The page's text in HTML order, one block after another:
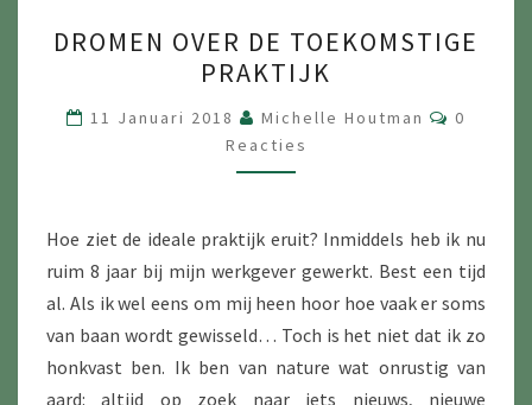
OVER
DE
TOEKOMSTIGE
PRAKTIJK
DROMEN OVER DE TOEKOMSTIGE
PRAKTIJK
11 Januari 2018 Michelle Houtman Reacties
0
Reacties
Hoe ziet de ideale praktijk eruit? Inmiddels heb ik nu
ruim 8 jaar bij mijn werkgever gewerkt. Best een tijd
al. Als ik wel eens om mij heen hoor hoe vaak er soms
van baan wordt gewisseld… Toch is het niet dat ik zo
honkvast ben. Ik ben van nature wat onrustig van
aard: altijd op zoek naar iets nieuws, nieuwe